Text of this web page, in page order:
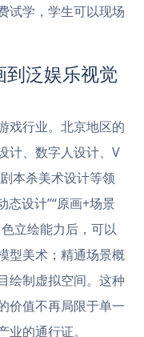
试学，学生可以现场
到泛娱乐视觉
戏行业。北京地区的
计、数字人设计、V
本杀美术设计等领
态设计”“原画+场景
立绘能力后，可以
型美术；精通场景概
绘制虚拟空间。这种
价值不再局限于单一
的通行证。